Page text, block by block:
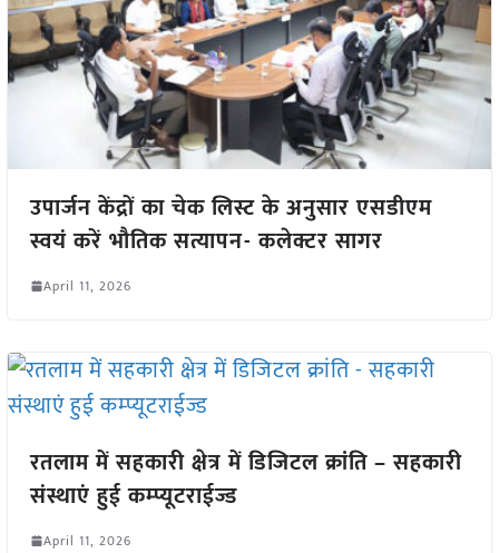
उपार्जन केंद्रों का चेक लिस्ट के अनुसार एसडीएम
स्वयं करें भौतिक सत्यापन- कलेक्टर सागर
April 11, 2026
रतलाम में सहकारी क्षेत्र में डिजिटल क्रांति – सहकारी
संस्थाएं हुई कम्प्यूटराईज्ड
April 11, 2026